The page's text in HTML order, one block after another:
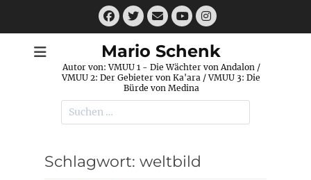
Facebook
Twitter
E-
MailYouTube
Instagram
Mario Schenk
Autor von: VMUU 1 - Die Wächter von Andalon /
VMUU 2: Der Gebieter von Ka'ara / VMUU 3: Die
Bürde von Medina
Suchen
nach:
Schlagwort: weltbild